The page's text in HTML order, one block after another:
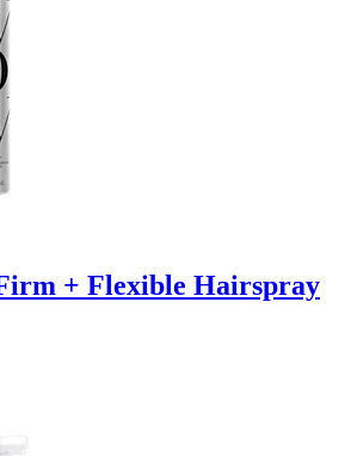
+ Flexible Hairspray